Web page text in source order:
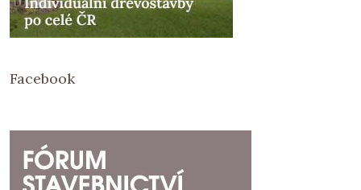
Facebook